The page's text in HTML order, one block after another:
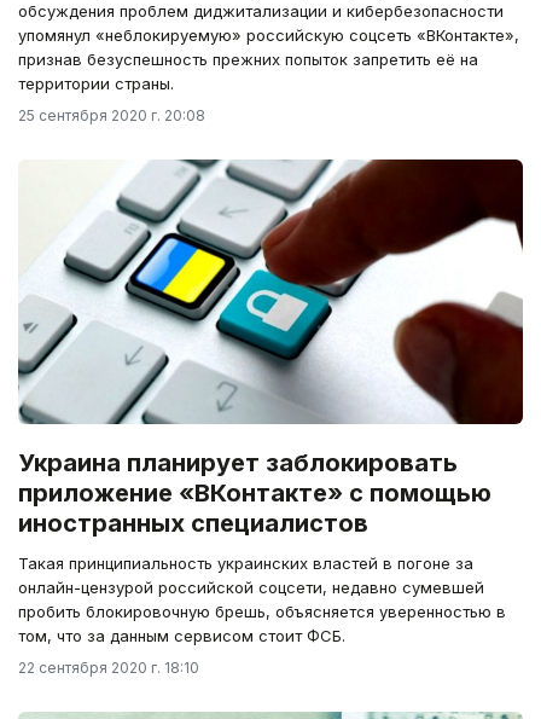
обсуждения проблем диджитализации и кибербезопасности
упомянул «неблокируемую» российскую соцсеть «ВКонтакте»,
признав безуспешность прежних попыток запретить её на
территории страны.
25 сентября 2020 г. 20:08
Украина планирует заблокировать
приложение «ВКонтакте» с помощью
иностранных специалистов
Такая принципиальность украинских властей в погоне за
онлайн-цензурой российской соцсети, недавно сумевшей
пробить блокировочную брешь, объясняется уверенностью в
том, что за данным сервисом стоит ФСБ.
22 сентября 2020 г. 18:10